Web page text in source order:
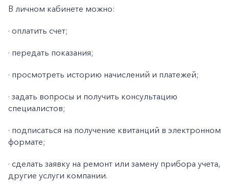
Частным клиентам
Корпоративным клиентам
В личном кабинете можно:
· оплатить счет;
· передать показания;
· просмотреть историю начислений и платежей;
· задать вопросы и получить консультацию
специалистов;
· подписаться на получение квитанций в электронном
формате;
· сделать заявку на ремонт или замену прибора учета,
другие услуги компании.